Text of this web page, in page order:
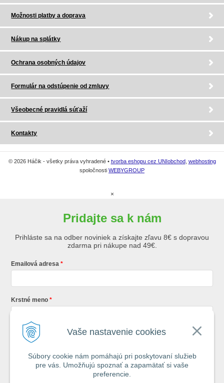
Vaše nastavenie cookies
Súbory cookie nám pomáhajú pri poskytovaní služieb
pre vás. Umožňujú spoznať a zapamätať si vaše
preferencie.
Možnosti platby a doprava
Nákup na splátky
Ochrana osobných údajov
Formulár na odstúpenie od zmluvy
Všeobecné pravidlá súťaží
Kontakty
© 2026 Háčik - všetky práva vyhradené • tvorba eshopu cez UNIobchod, webhosting
spoločnosti WEBYGROUP
×
Pridajte sa k nám
Prihláste sa na odber noviniek a získajte zľavu 8€ s dopravou
zdarma pri nákupe nad 49€.
Emailová adresa
Krstné meno
Registráciou súhlasíte so